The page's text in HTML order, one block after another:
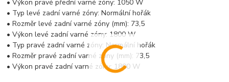
• Výkon pravé přední varné zóny: 1050 W
• Typ levé zadní varné zóny: Normální hořák
• Rozměr levé zadní varné zóny (mm): 73,5
• Výkon levé zadní varné zóny: 1800 W
• Typ pravé zadní varné zóny: Normální hořák
• Rozměr pravé zadní varné zóny (mm): 73,5
• Výkon pravé zadní varné zóny: 1800 W